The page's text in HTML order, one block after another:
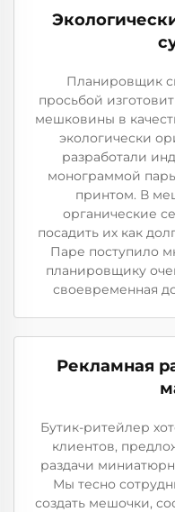
Планировщик
просьбой
мешковины в
экологически
разработали
монограммой
принтом. В
органические
посадить их как
Паре поступило
планировщику
своевременная
Рекламная
Бутик-ритейлер
клиентов,
раздачи
Мы тесно
создать мешочки,